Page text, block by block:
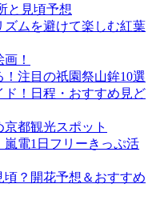
と見頃予想
ムを避けて楽しむ紅葉
！
！注目の祇園祭山鉾10選
ド！日程・おすすめ見ど
都観光スポット
電1日フリーきっぷ活
頃？開花予想＆おすすめ